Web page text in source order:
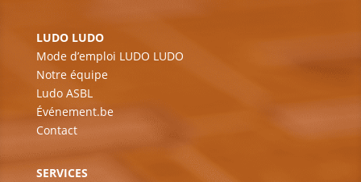
LUDO LUDO
Mode d’emploi LUDO LUDO
Notre équipe
Ludo ASBL
Événement.be
Contact
SERVICES